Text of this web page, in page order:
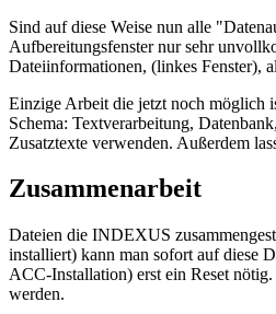
Sind auf diese Weise nun alle
Aufbereitungsfenster nur sehr
Dateiinformationen, (linkes Fenster),
Einzige Arbeit die jetzt noch möglich
Schema: Textverarbeitung,
Zusatztexte verwenden. Außerdem
Zusammenarbeit
Dateien die INDEXUS
installiert) kann man sofort auf diese
ACC-­Installation) erst ein Reset
werden.